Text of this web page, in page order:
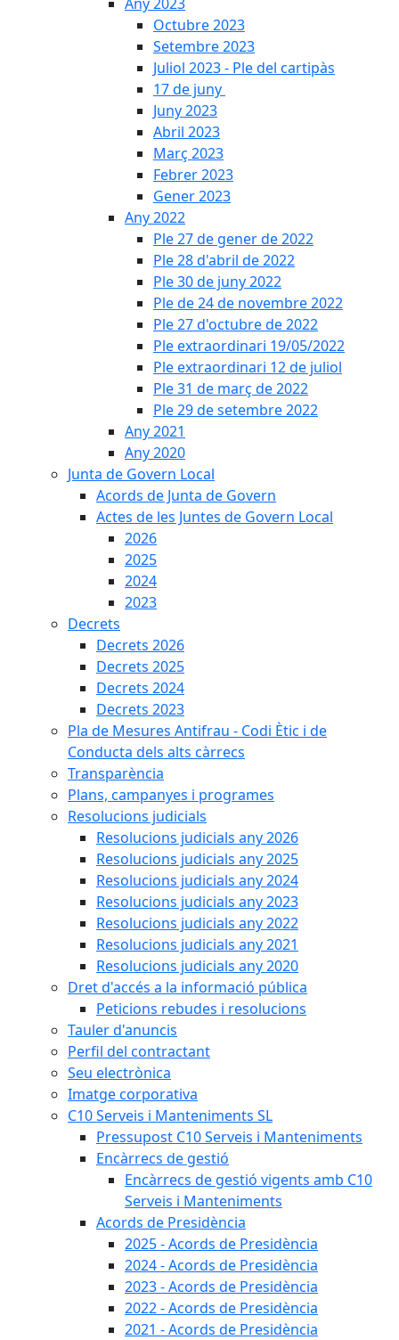
Octubre 2023
Setembre 2023
Juliol 2023 - Ple del cartipàs
17 de juny
Juny 2023
Abril 2023
Març 2023
Febrer 2023
Gener 2023
Any 2022
Ple 27 de gener de 2022
Ple 28 d'abril de 2022
Ple 30 de juny 2022
Ple de 24 de novembre 2022
Ple 27 d'octubre de 2022
Ple extraordinari 19/05/2022
Ple extraordinari 12 de juliol
Ple 31 de març de 2022
Ple 29 de setembre 2022
Any 2021
Any 2020
Junta de Govern Local
Acords de Junta de Govern
Actes de les Juntes de Govern Local
2026
2025
2024
2023
Decrets
Decrets 2026
Decrets 2025
Decrets 2024
Decrets 2023
Pla de Mesures Antifrau - Codi Ètic i de
Conducta dels alts càrrecs
Transparència
Plans, campanyes i programes
Resolucions judicials
Resolucions judicials any 2026
Resolucions judicials any 2025
Resolucions judicials any 2024
Resolucions judicials any 2023
Resolucions judicials any 2022
Resolucions judicials any 2021
Resolucions judicials any 2020
Dret d'accés a la informació pública
Peticions rebudes i resolucions
Tauler d'anuncis
Perfil del contractant
Seu electrònica
Imatge corporativa
C10 Serveis i Manteniments SL
Pressupost C10 Serveis i Manteniments
Encàrrecs de gestió
Encàrrecs de gestió vigents amb C10
Serveis i Manteniments
Acords de Presidència
2025 - Acords de Presidència
2024 - Acords de Presidència
2023 - Acords de Presidència
2022 - Acords de Presidència
2021 - Acords de Presidència